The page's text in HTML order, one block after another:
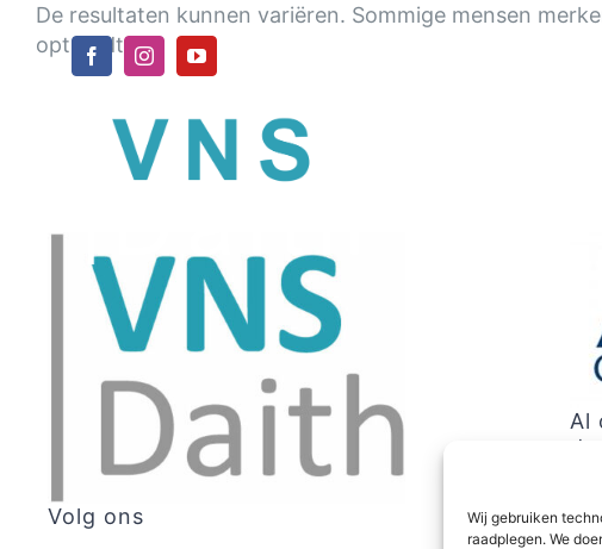
Wij gebruiken
raadplegen. We
naar
De resultaten kunnen variëren. Sommige mensen
optreedt.
Volg ons
Al